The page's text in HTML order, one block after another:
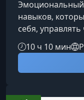
Эмоциональный
навыков,
себя,
гармоничные
раскрывает
позволяющие
10 ч 10 мин